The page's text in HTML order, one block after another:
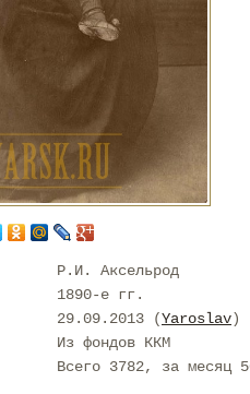
Р.И. Аксельрод
1890-е гг.
29.09.2013 (Yaroslav)
Из фондов ККМ
Всего 3782, за месяц